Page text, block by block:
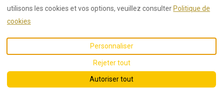
Saint-Alban-Auriolles.
©2026Auriolles.frTous
droits réservés
Lodgify
utilisons les cookies et vos options, veuillez consulterPolitique de
cookies
Personnaliser
Rejeter tout
Autoriser tout